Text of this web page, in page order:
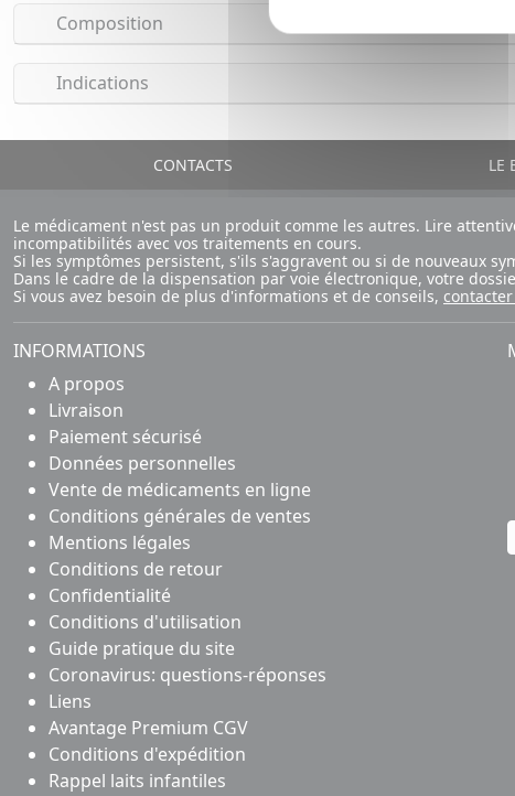
Composition
Indications
CONTACTS LE
Le médicament n'est pas un produit comme les autres. Lire
incompatibilités avec vos traitements en cours.
Si les symptômes persistent, s'ils s'aggravent ou si de nouveaux
Dans le cadre de la dispensation par voie électronique, votre
Si vous avez besoin de plus d'informations et de conseils,
INFORMATIONS
A propos
Livraison
Paiement sécurisé
Données personnelles
Vente de médicaments en ligne
Conditions générales de ventes
Mentions légales
Conditions de retour
Confidentialité
Conditions d'utilisation
Guide pratique du site
Coronavirus: questions-réponses
Liens
Avantage Premium CGV
Conditions d'expédition
Rappel laits infantiles